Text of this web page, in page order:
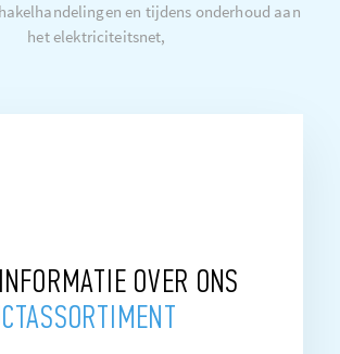
en tijdens onderhoud aan
het elektriciteitsnet,
OVER ONS